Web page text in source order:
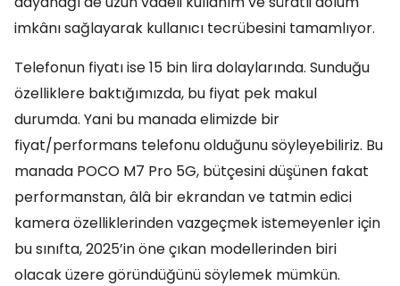
imkânı sağlayarak kullanıcı tecrübesini tamamlıyor.
Telefonun fiyatı ise 15 bin lira dolaylarında. Sunduğu
özelliklere baktığımızda, bu fiyat pek makul
durumda. Yani bu manada elimizde bir
fiyat/performans telefonu olduğunu söyleyebiliriz. Bu
manada POCO M7 Pro 5G, bütçesini düşünen fakat
performanstan, âlâ bir ekrandan ve tatmin edici
kamera özelliklerinden vazgeçmek istemeyenler için
bu sınıfta, 2025’in öne çıkan modellerinden biri
olacak üzere göründüğünü söylemek mümkün.